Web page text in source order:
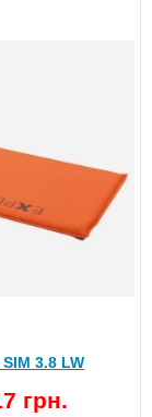
3.8 LW
грн.